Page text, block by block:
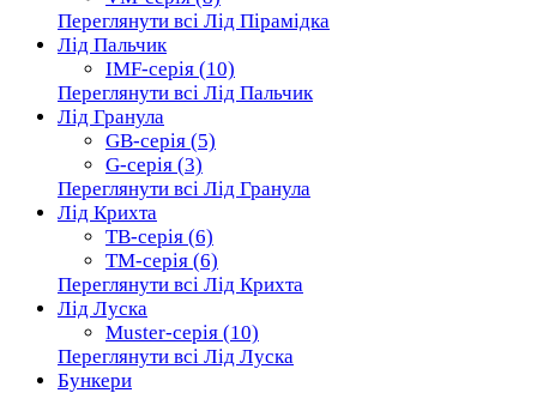
Переглянути всі Лід Пірамідка
Лід Пальчик
IMF-серія (10)
Переглянути всі Лід Пальчик
Лід Гранула
GB-серія (5)
G-серія (3)
Переглянути всі Лід Гранула
Лід Крихта
TB-серія (6)
TM-серія (6)
Переглянути всі Лід Крихта
Лід Луска
Muster-серія (10)
Переглянути всі Лід Луска
Бункери